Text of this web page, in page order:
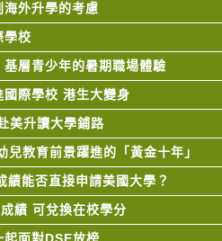
外升學的考慮
學校
層青少年的暑期職場體驗
國際學校 港生大變身
美升讀大學鋪路
兒教育前景躍進的「黃金十年」
能否直接申請美國大學？
績 可兌換在校學分